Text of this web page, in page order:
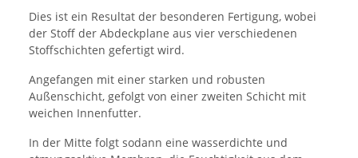
Dies ist ein Resultat der besonderen Fertigung, wobei
der Stoff der Abdeckplane aus vier verschiedenen
Stoffschichten gefertigt wird.
Angefangen mit einer starken und robusten
Außenschicht, gefolgt von einer zweiten Schicht mit
weichen Innenfutter.
In der Mitte folgt sodann eine wasserdichte und